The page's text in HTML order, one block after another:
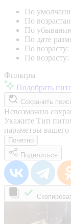
По
По
По
По дате
По
По
Фильтры
Подобрать
Сохранить
Невозможно
Укажите Тип
параметры вашего
Понятно
Поделиться